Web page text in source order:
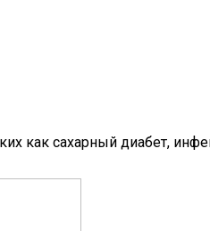
как сахарный диабет,